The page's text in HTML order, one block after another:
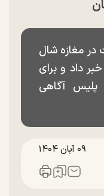
مغازه شال
داد و برای
پلیس آگاهی
۰۹ آبان ۱۴۰۴